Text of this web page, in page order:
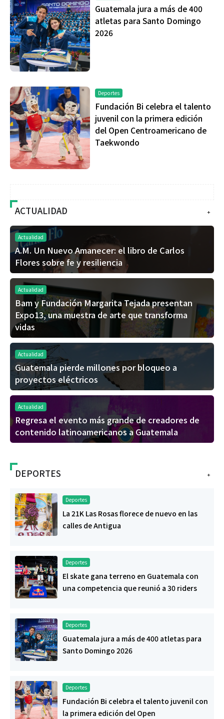
Guatemala jura a más de 400
atletas para Santo Domingo
2026
Deportes
Fundación Bi celebra el talento
juvenil con la primera edición
del Open Centroamericano de
Taekwondo
+
ACTUALIDAD
Actualidad
A.M. Un Nuevo Amanecer: el libro de Carlos
Flores sobre fe y resiliencia
Actualidad
Bam y Fundación Margarita Tejada presentan
Expo13, una muestra de arte que transforma
vidas
Actualidad
Guatemala pierde millones por bloqueo a
proyectos eléctricos
Actualidad
Regresa el evento más grande de creadores de
contenido latinoamericanos a Guatemala
+
DEPORTES
Deportes
La 21K Las Rosas florece de nuevo en las
calles de Antigua
Deportes
El skate gana terreno en Guatemala con
una competencia que reunió a 30 riders
Deportes
Guatemala jura a más de 400 atletas para
Santo Domingo 2026
Deportes
Fundación Bi celebra el talento juvenil con
la primera edición del Open